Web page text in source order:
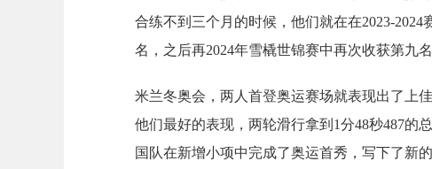
合练不到三个月的时候，他们就在在2023-
名，之后再2024年雪橇世锦赛中再次收获第九名
米兰冬奥会，两人首登奥运赛场就表现出了上
他们最好的表现，两轮滑行拿到1分48秒487的
国队在新增小项中完成了奥运首秀，写下了新的